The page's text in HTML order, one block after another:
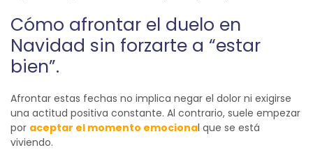
Cómo afrontar el duelo en
Navidad sin forzarte a “estar
bien”.
Afrontar estas fechas no implica negar el dolor ni exigirse
una actitud positiva constante. Al contrario, suele empezar
por aceptar el momento emocional que se está
viviendo.